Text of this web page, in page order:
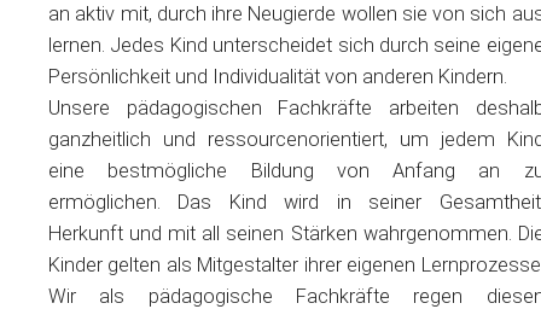
an aktiv mit, durch ihre Neugierde wollen sie von sich
lernen. Jedes Kind unterscheidet sich durch seine
Persönlichkeit und Individualität von anderen Kindern.
Unsere pädagogischen Fachkräfte arbeiten
ganzheitlich und ressourcenorientiert, um jedem
eine bestmögliche Bildung von Anfang an
ermöglichen. Das Kind wird in seiner
Herkunft und mit all seinen Stärken wahrgenommen.
Kinder gelten als Mitgestalter ihrer eigenen
Wir als pädagogische Fachkräfte regen